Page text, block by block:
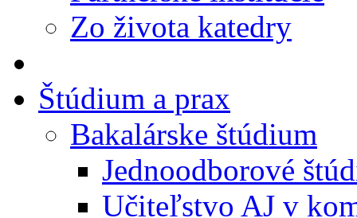
Zo života katedry
Štúdium a prax
Bakalárske štúdium
Jednoodborové
Učiteľstvo AJ v